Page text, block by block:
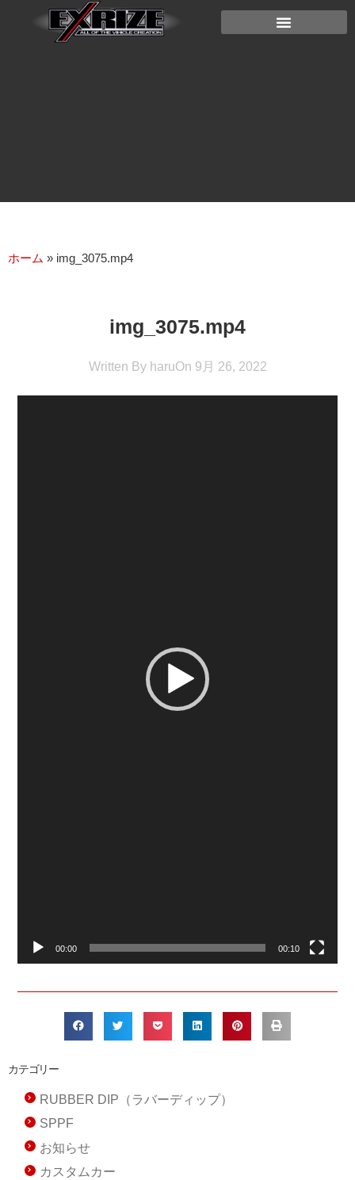
ホーム » img_3075.mp4
img_3075.mp4
Written ByharuOn 9月 26, 2022
00:00 00:10
カテゴリー
RUBBER DIP（ラバーディップ）
SPPF
お知らせ
カスタムカー